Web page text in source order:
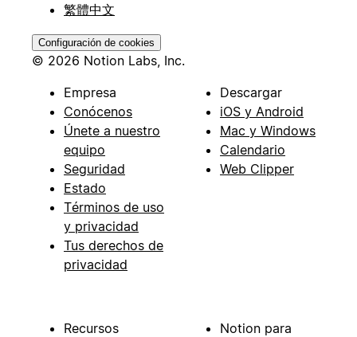
繁體中文
Configuración de cookies
© 2026 Notion Labs, Inc.
Empresa
Conócenos
Únete a nuestro
equipo
Seguridad
Estado
Términos de uso
y privacidad
Tus derechos de
privacidad
Descargar
iOS y Android
Mac y Windows
Calendario
Web Clipper
Recursos Notion para